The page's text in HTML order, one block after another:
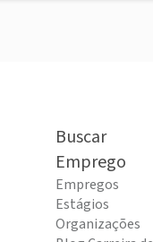
Buscar
Emprego
Empregos
Estágios
Organizações